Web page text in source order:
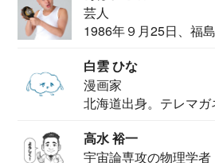
芸人
1986年９月25日、福
白雲 ひな
漫画家
北海道出身。テレマ
高水 裕一
宇宙論専攻の物理学者